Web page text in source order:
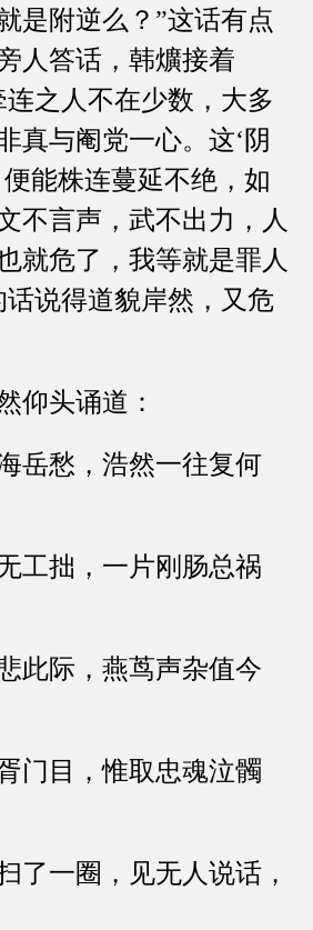
是附逆么？”这话有点
人答话，韩爌接着
之人不在少数，大多
真与阉党一心。这‘阴
能株连蔓延不绝，如
不言声，武不出力，人
就危了，我等就是罪人
话说得道貌岸然，又危
头诵道：
愁，浩然一往复何
拙，一片刚肠总祸
际，燕茑声杂值今
目，惟取忠魂泣髑
一圈，见无人说话，